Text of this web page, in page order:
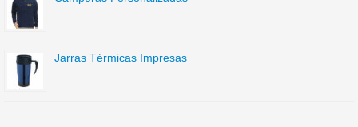
Jarras Térmicas Impresas